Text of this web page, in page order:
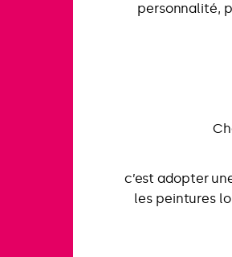
personnalité,
c’est adopter
les peintures